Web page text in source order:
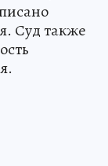
Суд также